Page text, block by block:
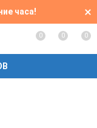
часа!
0 0 0